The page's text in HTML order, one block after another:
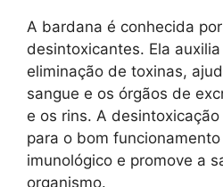
A bardana é conhecida
desintoxicantes. Ela
eliminação de toxinas,
sangue e os órgãos de
e os rins. A
para o bom
imunológico e promove a
organismo.